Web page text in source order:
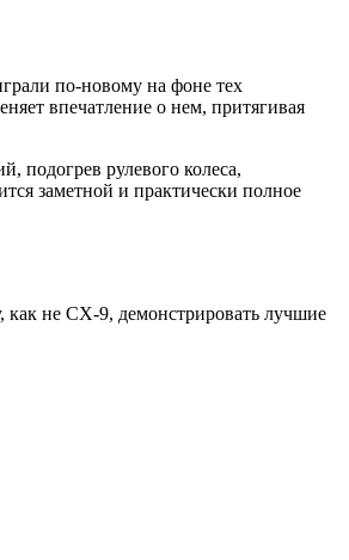
по-новому на фоне тех
впечатление о нем, притягивая
подогрев рулевого колеса,
заметной и практически полное
как не CX-9, демонстрировать лучшие